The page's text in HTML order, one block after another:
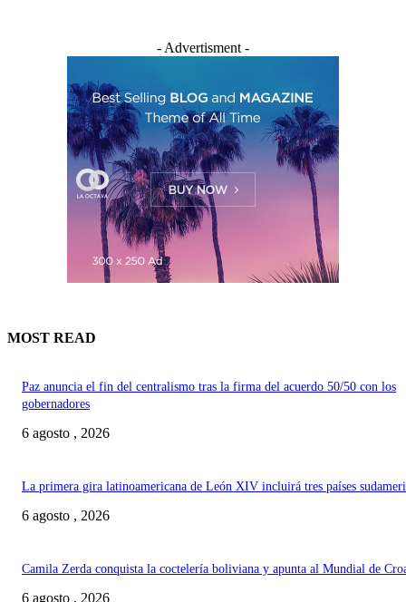
- Advertisment -
MOST READ
Paz anuncia el fin del centralismo tras la firma del acuerdo 50/50 con los
gobernadores
6 agosto , 2026
La primera gira latinoamericana de León XIV incluirá tres países
6 agosto , 2026
Camila Zerda conquista la coctelería boliviana y apunta al Mundial de
6 agosto , 2026